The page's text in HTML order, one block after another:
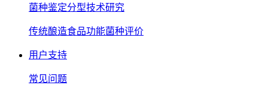
菌种鉴定分型技术研究
传统酿造食品功能菌种评价
用户支持
常见问题